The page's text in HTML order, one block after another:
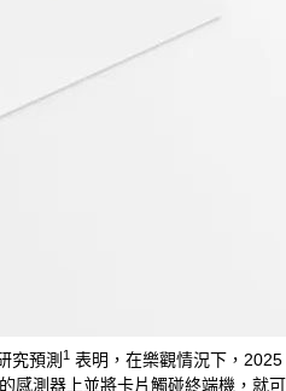
究預測 1 表明，在樂觀情況下，
測器上並將卡片觸碰終端機，